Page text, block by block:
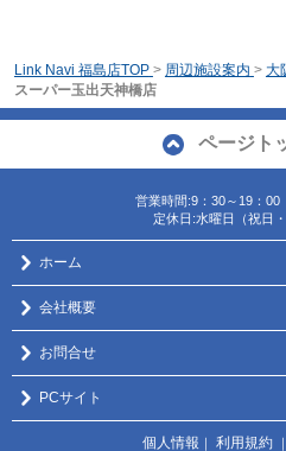
Link Navi 福島店TOP > 周辺施設案内 > 大
スーパー玉出天神橋店
ページト
営業時間:9：30～19：00
定休日:水曜日（祝日
ホーム
会社概要
お問合せ
PCサイト
個人情報 ｜ 利用規約 ｜